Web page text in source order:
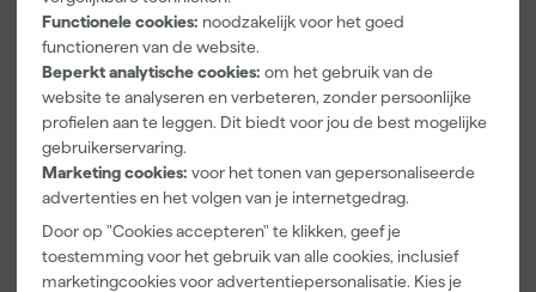
Functionele cookies: noodzakelijk voor het goed
functioneren van de website.
Beperkt analytische cookies: om het gebruik van de
website te analyseren en verbeteren, zonder persoonlijke
profielen aan te leggen. Dit biedt voor jou de best mogelijke
gebruikerservaring.
Marketing cookies: voor het tonen van gepersonaliseerde
advertenties en het volgen van je internetgedrag.
Door op "Cookies accepteren" te klikken, geef je
toestemming voor het gebruik van alle cookies, inclusief
marketingcookies voor advertentiepersonalisatie. Kies je
Type werkkleding
Bekijk alle kenmerken
Vaak gekocht met
Kassakorting Onze Top 10